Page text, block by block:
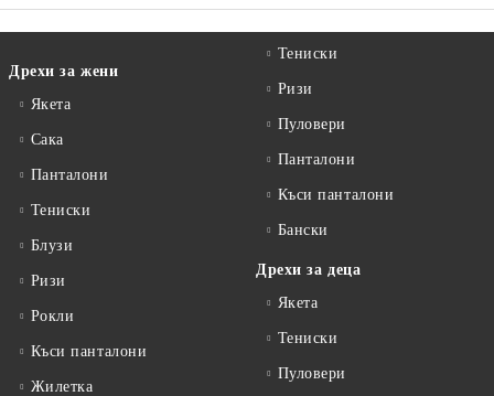
Дрехи за жени
Якета
Сакa
Панталони
Тениски
Блузи
Ризи
Рокли
Къси панталони
Жилетка
Тениски
Ризи
Пуловери
Панталони
Къси панталони
Бански
Дрехи за деца
Якета
Тениски
Пуловери